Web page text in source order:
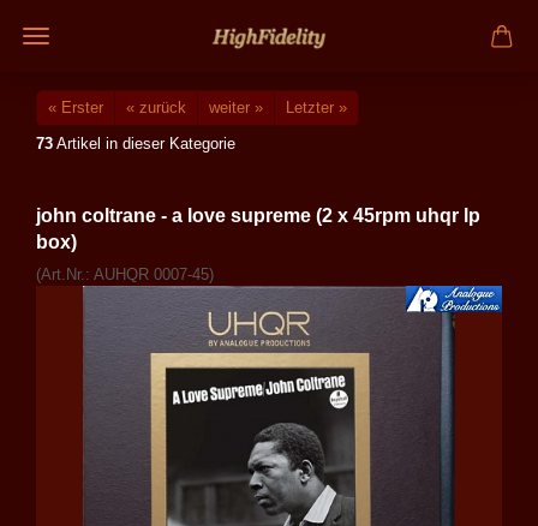
« Erster « zurück weiter »
Letzter »
73 Artikel in dieser Kategorie
john coltrane - a love supreme (2 x 45rpm uhqr lp
box)
(Art.Nr.: AUHQR 0007-45)